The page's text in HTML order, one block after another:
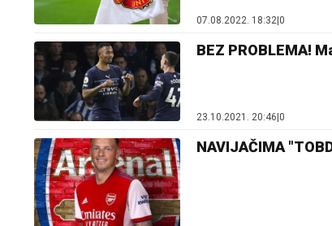
07.08.2022. 18:32 0
BEZ PROBLEMA!
23.10.2021. 20:46 0
NAVIJAČIMA